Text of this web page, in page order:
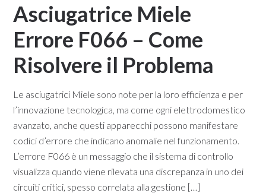
Asciugatrice Miele
Errore F066 – Come
Risolvere il Problema​
Le asciugatrici Miele sono note per la loro efficienza e per
l’innovazione tecnologica, ma come ogni elettrodomestico
avanzato, anche questi apparecchi possono manifestare
codici d’errore che indicano anomalie nel funzionamento.
L’errore F066 è un messaggio che il sistema di controllo
visualizza quando viene rilevata una discrepanza in uno dei
circuiti critici, spesso correlata alla gestione […]